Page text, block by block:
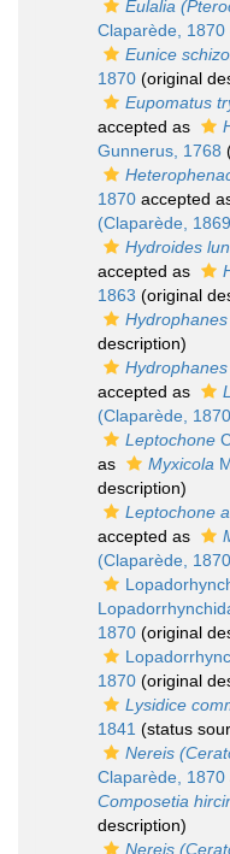
Eulalia
Claparède, 1870
Eunice
1870 (original
Eupomatus
accepted as
Gunnerus, 1768
1870 accepted
(Claparède,
Hydroides
accepted as
1863 (original
Hydrophanes
description)
accepted as
(Claparède,
Leptochone
as
Myxicola
description)
Leptochone
accepted as
(Claparède,
1870 (original
1870 (original
Lysidice
1841 (status
Nereis
Claparède, 1870
Composetia
description)
Nereis